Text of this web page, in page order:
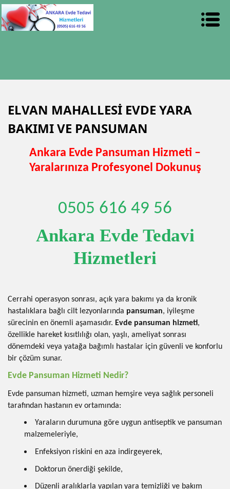
ELVAN MAHALLESİ EVDE YARA
BAKIMI VE PANSUMAN
Ankara Evde Pansuman Hizmeti –
Yaralarınıza Profesyonel Dokunuş
0505 616 49 56
Ankara Evde Tedavi
Hizmetleri
Cerrahi operasyon sonrası, açık yara bakımı ya da kronik
hastalıklara bağlı cilt lezyonlarında pansuman, iyileşme
sürecinin en önemli aşamasıdır. Evde pansuman hizmeti,
özellikle hareket kısıtlılığı olan, yaşlı, ameliyat sonrası
dönemdeki veya yatağa bağımlı hastalar için güvenli ve konforlu
bir çözüm sunar.
Evde Pansuman Hizmeti Nedir?
Evde pansuman hizmeti, uzman hemşire veya sağlık personeli
tarafından hastanın ev ortamında:
Yaraların durumuna göre uygun antiseptik ve pansuman
malzemeleriyle,
Enfeksiyon riskini en aza indirgeyerek,
Doktorun önerdiği şekilde,
Düzenli aralıklarla yapılan yara temizliği ve bakım